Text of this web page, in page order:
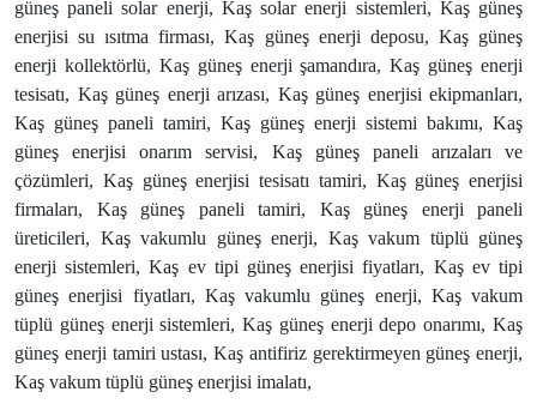
güneş paneli solar enerji, Kaş solar enerji sistemleri, Kaş güneş
enerjisi su ısıtma firması, Kaş güneş enerji deposu, Kaş güneş
enerji kollektörlü, Kaş güneş enerji şamandıra, Kaş güneş enerji
tesisatı, Kaş güneş enerji arızası, Kaş güneş enerjisi ekipmanları,
Kaş güneş paneli tamiri, Kaş güneş enerji sistemi bakımı, Kaş
güneş enerjisi onarım servisi, Kaş güneş paneli arızaları ve
çözümleri, Kaş güneş enerjisi tesisatı tamiri, Kaş güneş enerjisi
firmaları, Kaş güneş paneli tamiri, Kaş güneş enerji paneli
üreticileri, Kaş vakumlu güneş enerji, Kaş vakum tüplü güneş
enerji sistemleri, Kaş ev tipi güneş enerjisi fiyatları, Kaş ev tipi
güneş enerjisi fiyatları, Kaş vakumlu güneş enerji, Kaş vakum
tüplü güneş enerji sistemleri, Kaş güneş enerji depo onarımı, Kaş
güneş enerji tamiri ustası, Kaş antifiriz gerektirmeyen güneş enerji,
Kaş vakum tüplü güneş enerjisi imalatı,